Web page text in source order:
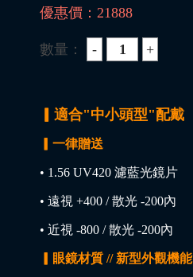
優惠價： 21888
數量：
▎適合"中小頭型"配戴
▎一律贈送
• 1.56 UV420 濾藍光鏡片
• 遠視 +400 / 散光 -200內
• 近視 -800 / 散光 -200內
▎眼鏡材質 // 新型外觀機能